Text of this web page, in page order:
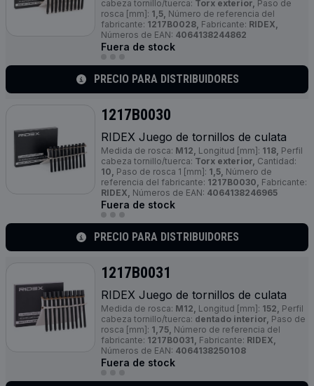
cabeza tornillo/tuerca: Torx exterior, Paso de
rosca [mm]: 1,5, Número de referencia del
fabricante: 1217B0028, Fabricante: RIDEX,
Números de EAN: 4064138244862
Fuera de stock
PRECIO PARA DISTRIBUIDORES
1217B0030
RIDEX Juego de tornillos de culata
Medida de rosca: M12, Longitud [mm]: 118, Perfil
cabeza tornillo/tuerca: Torx exterior, Cantidad:
10, Paso de rosca 1 [mm]: 1,5, Número de
referencia del fabricante: 1217B0030, Fabricante:
RIDEX, Números de EAN: 4064138246965
Fuera de stock
PRECIO PARA DISTRIBUIDORES
1217B0031
RIDEX Juego de tornillos de culata
Medida de rosca: M12, Longitud [mm]: 152, Perfil
cabeza tornillo/tuerca: dentado interior, Paso de
rosca [mm]: 1,75, Número de referencia del
fabricante: 1217B0031, Fabricante: RIDEX,
Números de EAN: 4064138250108
Fuera de stock